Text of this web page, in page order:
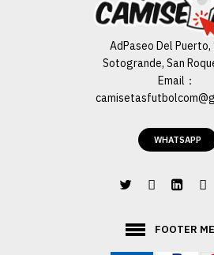
AdPaseo Del
Sotogrande, San
Email：
WHATSAPP
FOOTER